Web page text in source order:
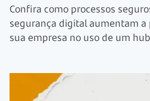
Confira como processos
segurança digital aumentam
sua empresa no uso de um